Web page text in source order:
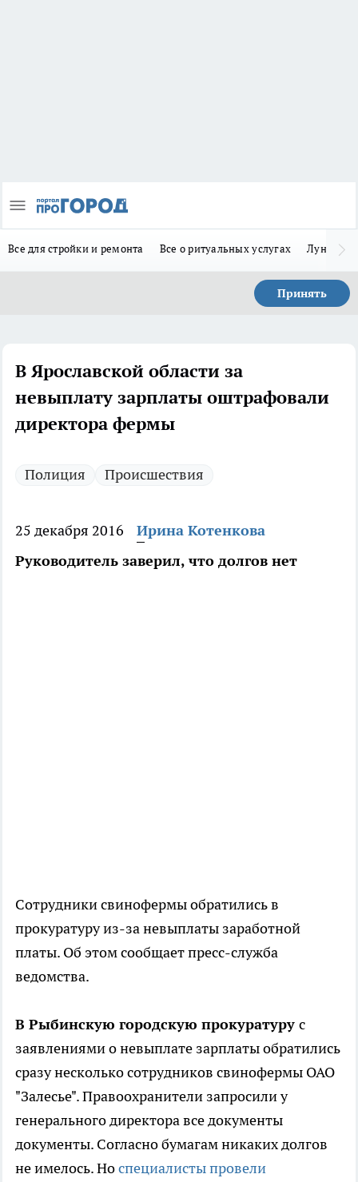
Все для стройки и ремонта Все о ритуальных услугах Лунно-
Принять
В Ярославской области за
невыплату зарплаты оштрафовали
директора фермы
Полиция Происшествия
25 декабря 2016
Ирина Котенкова
Руководитель заверил, что долгов нет
Сотрудники свинофермы обратились в
прокуратуру из-за невыплаты заработной
платы. Об этом сообщает пресс-служба
ведомства.
В Рыбинскую городскую прокуратуру с
заявлениями о невыплате зарплаты обратились
сразу несколько сотрудников свинофермы ОАО
"Залесье". Правоохранители запросили у
генерального директора все документы
документы. Согласно бумагам никаких долгов
не имелось. Носпециалисты провели